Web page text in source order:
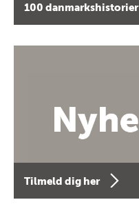
100 danmarkshistorier
Tilmeld dig her